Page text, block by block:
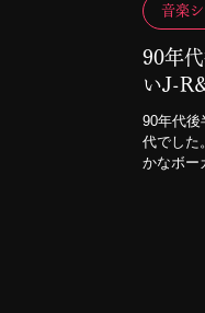
90年
いJ-
90年代後
代でした
かなボー
音楽